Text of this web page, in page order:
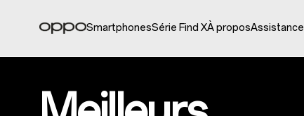
SmartphonesSérie Find XÀ proposAssistance